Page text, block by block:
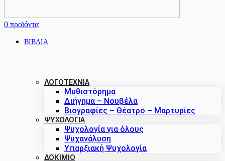
0 προϊόντα
ΒΙΒΛΙΑ
ΛΟΓΟΤΕΧΝΙΑ
Μυθιστόρημα
Διήγημα – Νουβέλα
Βιογραφίες – Θέατρο – Μαρτυρίες
ΨΥΧΟΛΟΓΙΑ
Ψυχολογία για όλους
Ψυχανάλυση
Υπαρξιακή Ψυχολογία
ΔΟΚΊΜΙΟ